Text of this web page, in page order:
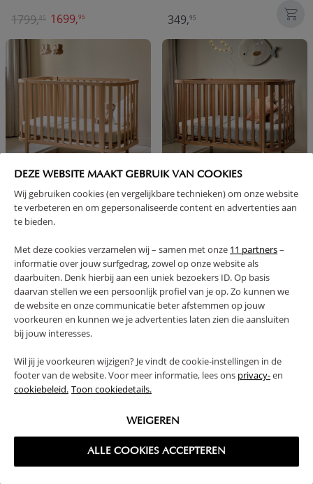
DEZE WEBSITE MAAKT GEBRUIK VAN COOKIES
Wij gebruiken cookies (en vergelijkbare technieken) om onze website
te verbeteren en om gepersonaliseerde content en advertenties aan
te bieden.
Met deze cookies verzamelen wij – samen met onze 11 partners–
informatie over jouw surfgedrag, zowel op onze website als
daarbuiten. Denk hierbij aan een uniek bezoekers ID. Op basis
daarvan stellen we een persoonlijk profiel van je op. Zo kunnen we
de website en onze communicatie beter afstemmen op jouw
voorkeuren en kunnen we je advertenties laten zien die aansluiten
bij jouw interesses.
Wil jij je voorkeuren wijzigen? Je vindt de cookie-instellingen in de
footer van de website. Voor meer informatie, lees ons privacy-en
cookiebeleid. Toon cookiedetails.
WEIGEREN
ALLE COOKIES ACCEPTEREN
1699,95
1799,85 349,95
OVAAL LEDIKANT «COCOON» | 60
X 120 CM | NATUREL
OVAAL LEDIKANT «COCOON» |
60X120 CM | WALNOOT
CM | NATUREL
449,